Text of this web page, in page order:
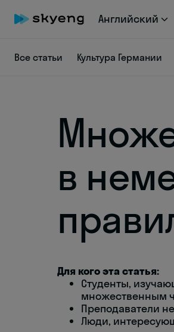
Английский
Все статьи Культура Германии
в
Для кого эта статья:
Студенты,
множественным
Преподаватели
Люди,